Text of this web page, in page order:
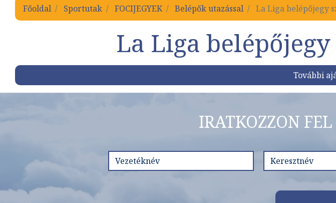
Főoldal Sportutak FOCIJEGYEK Belépők utazással La Liga belépőjegy
La Liga
További
IRATKOZZON